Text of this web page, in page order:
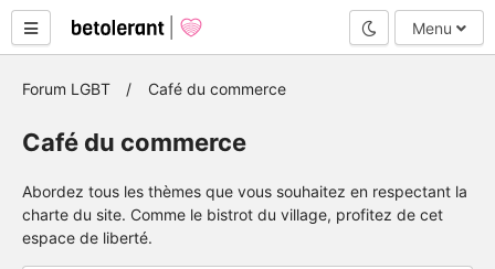
Mode nuit
Menu
Forum LGBT Café du commerce
Café du commerce
Abordez tous les thèmes que vous souhaitez en respectant la
charte du site. Comme le bistrot du village, profitez de cet
espace de liberté.